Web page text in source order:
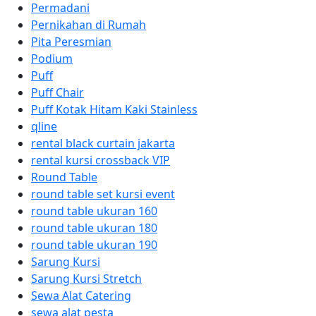
Permadani
Pernikahan di Rumah
Pita Peresmian
Podium
Puff
Puff Chair
Puff Kotak Hitam Kaki Stainless
qline
rental black curtain jakarta
rental kursi crossback VIP
Round Table
round table set kursi event
round table ukuran 160
round table ukuran 180
round table ukuran 190
Sarung Kursi
Sarung Kursi Stretch
Sewa Alat Catering
sewa alat pesta